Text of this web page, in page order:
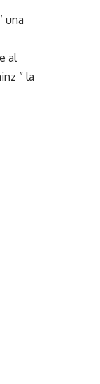
una
al
” la